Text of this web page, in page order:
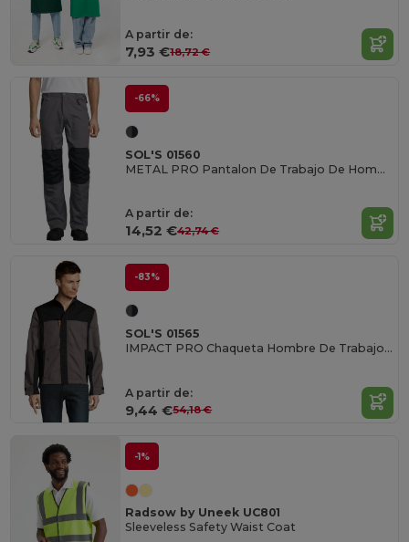
A partir de:
7,93 €18,72 €
-66%
SOL'S 01560
METAL PRO Pantalon De Trabajo De Hombre Bicolor
A partir de:
14,52 €42,74 €
-83%
SOL'S 01565
IMPACT PRO Chaqueta Hombre De Trabajo Bicolor
A partir de:
9,44 €54,18 €
-1%
Radsow by Uneek UC801
Sleeveless Safety Waist Coat